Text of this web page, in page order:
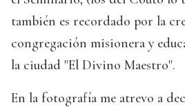
también es recordado por la
congregación misionera y
la ciudad "El Divino Maestro".
En la fotografía me atrevo a